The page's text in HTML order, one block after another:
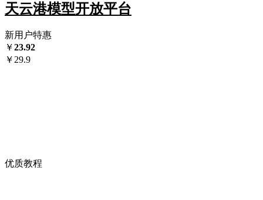
天云港模型开放平台
新用户特惠
￥23.92
￥29.9
优质教程